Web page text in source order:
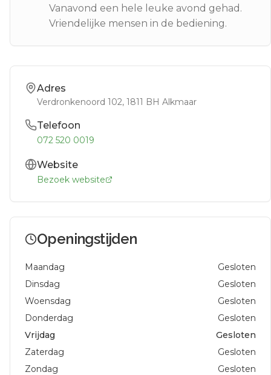
Vanavond een hele leuke avond gehad.
Vriendelijke mensen in de bediening.
Adres
Verdronkenoord 102, 1811 BH Alkmaar
Telefoon
072 520 0019
Website
Bezoek website
Openingstijden
Maandag
Gesloten
Dinsdag
Gesloten
Woensdag
Gesloten
Donderdag
Gesloten
Vrijdag
Gesloten
Zaterdag
Gesloten
Zondag
Gesloten